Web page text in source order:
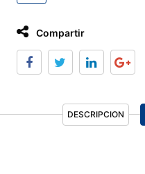
Compartir
DESCRIPCION